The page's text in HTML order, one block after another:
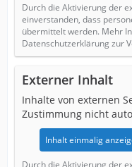
Durch die Aktivierung der
einverstanden, dass
übermittelt werden. Mehr
Datenschutzerklärung zur
Externer Inhalt
Inhalte von externen
Zustimmung nicht
Inhalt einmalig
Durch die Aktivierung der